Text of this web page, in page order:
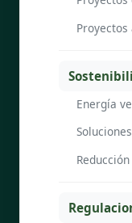
Energía